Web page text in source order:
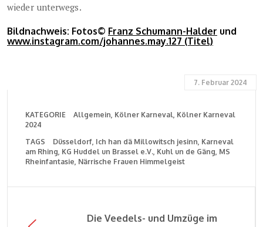
wieder unterwegs.
Bildnachweis: Fotos© Franz Schumann-Halder und
www.instagram.com/johannes.may.127 (Titel)
7. Februar 2024
KATEGORIE Allgemein Kölner Karneval Kölner Karneval
2024
TAGS
Düsseldorf Ich han dä Millowitsch jesinn Karneval
am Rhing KG Huddel un Brassel e.V. Kuhl un de Gäng MS
Rheinfantasie Närrische Frauen Himmelgeist
Die Veedels- und Umzüge im